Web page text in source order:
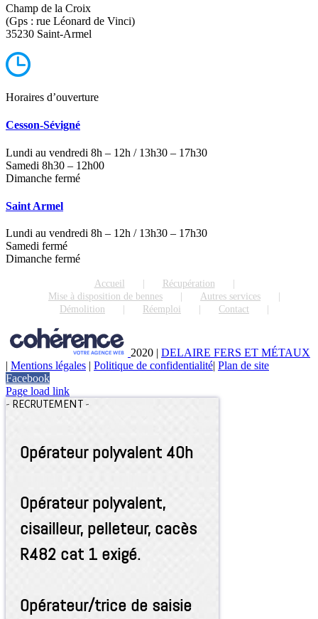
Champ de la Croix
(Gps : rue Léonard de Vinci)
35230 Saint-Armel
Horaires d’ouverture
Cesson-Sévigné
Lundi au vendredi 8h – 12h / 13h30 – 17h30
Samedi 8h30 – 12h00
Dimanche fermé
Saint Armel
Lundi au vendredi 8h – 12h / 13h30 – 17h30
Samedi fermé
Dimanche fermé
Accueil
Récupération
Mise à disposition de bennes
Autres services
Démolition
Réemploi Contact
2020 | DELAIRE FERS ET MÉTAUX
| Mentions légales | Politique de confidentialité| Plan de site
Facebook
Page load link
- RECRUTEMENT -
Opérateur polyvalent 40h
Opérateur polyvalent,
cisailleur, pelleteur, cacès
R482 cat 1 exigé.
Opérateur/trice de saisie